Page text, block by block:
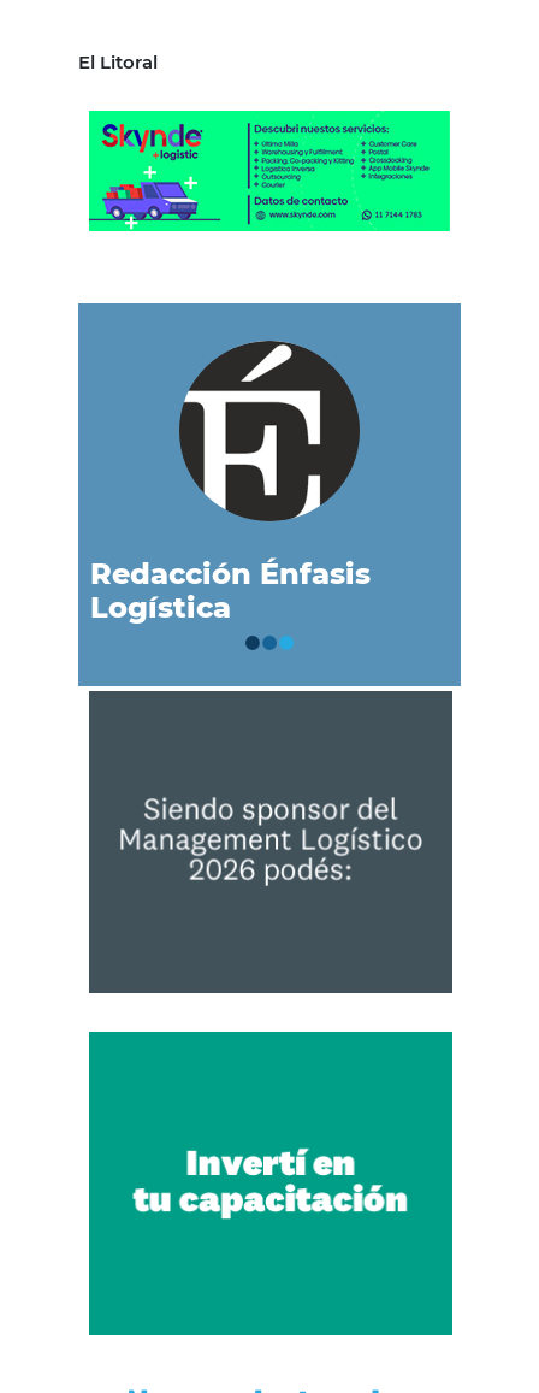
El Litoral
Redacción Énfasis
Logística